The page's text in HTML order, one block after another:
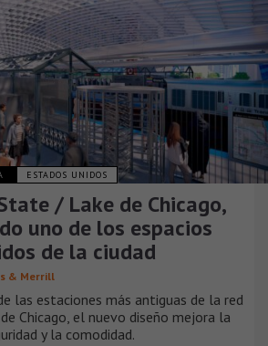
ESTADOS UNIDOS
/ Lake de Chicago,
uno de los espacios
de la ciudad
& Merrill
las estaciones más antiguas de la red
Chicago, el nuevo diseño mejora la
y la comodidad.